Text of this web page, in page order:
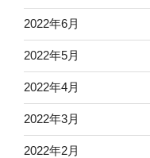
2022年6月
2022年5月
2022年4月
2022年3月
2022年2月